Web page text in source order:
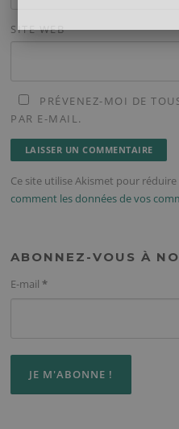
SITE WEB
PRÉVENEZ-MOI DE
PAR E-MAIL.
Ce site utilise Akismet pour réduire
comment les données de vos
ABONNEZ-VOUS À
E-mail*